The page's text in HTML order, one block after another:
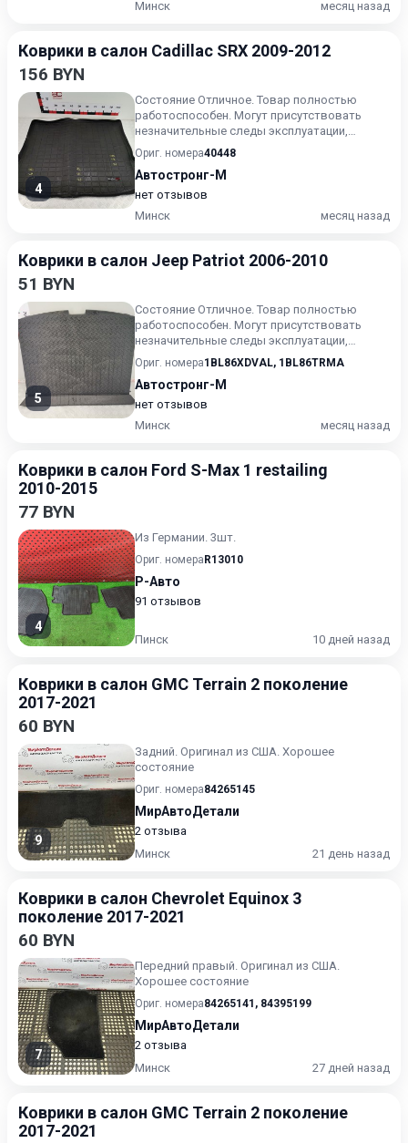
Минск месяц назад
Коврики в салон Cadillac SRX 2009-2012
156 BYN
4
Состояние Отличное. Товар полностью
работоспособен. Могут присутствовать
незначительные следы эксплуатации,
царапины на лакокрасочном покрыт...
Ориг. номера40448
Автостронг-М
нет отзывов
Минск
месяц назад
Коврики в салон Jeep Patriot 2006-2010
51 BYN
5
Состояние Отличное. Товар полностью
работоспособен. Могут присутствовать
незначительные следы эксплуатации,
царапины на лакокрасочном покрыт...
Ориг. номера1BL86XDVAL, 1BL86TRMA
Автостронг-М
нет отзывов
Минск
месяц назад
Коврики в салон Ford S-Max 1 restailing
2010-2015
77 BYN
4
Из Германии. 3шт.
Ориг. номера R13010
Р-Авто
91 отзывов
Пинск 10 дней назад
Коврики в салон GMC Terrain 2 поколение
2017-2021
60 BYN
9
Задний. Оригинал из США. Хорошее
состояние
Ориг. номера84265145
МирАвтоДетали
2 отзыва
Минск
21 день назад
Коврики в салон Chevrolet Equinox 3
поколение 2017-2021
60 BYN
7
Передний правый. Оригинал из США.
Хорошее состояние
Ориг. номера84265141 , 84395199
МирАвтоДетали
2 отзыва
Минск
27 дней назад
Коврики в салон GMC Terrain 2 поколение
2017-2021